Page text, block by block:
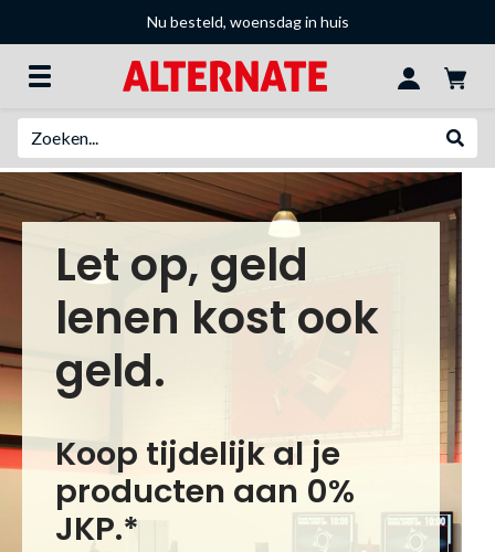
Nu besteld, woensdag in huis
Let op, geld
lenen kost ook
geld.
Koop tijdelijk al je
producten aan 0%
JKP.*